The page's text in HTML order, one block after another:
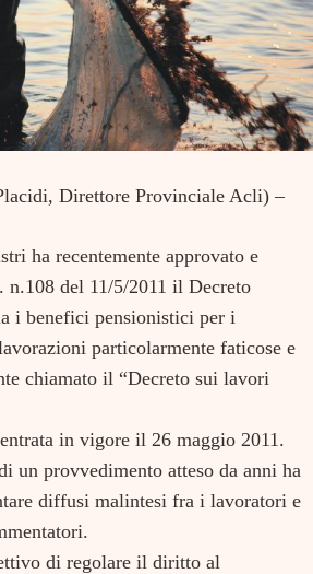
Direttore Provinciale Acli) –
ha recentemente approvato e
del 11/5/2011 il Decreto
i benefici pensionistici per i
particolarmente faticose e
chiamato il “Decreto sui lavori
in vigore il 26 maggio 2011.
un provvedimento atteso da anni ha
diffusi malintesi fra i lavoratori e
di regolare il diritto al